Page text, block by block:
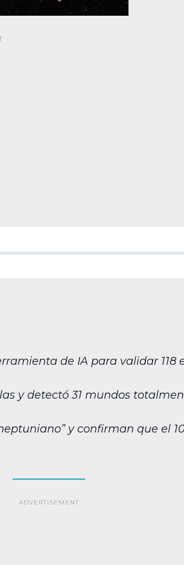
de IA para validar 118
y detectó 31 mundos
y confirman que el